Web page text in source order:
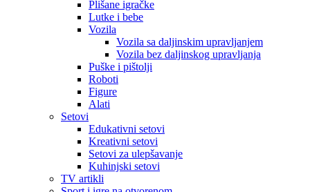
Plišane igračke
Lutke i bebe
Vozila
Vozila sa daljinskim upravljanjem
Vozila bez daljinskog upravljanja
Puške i pištolji
Roboti
Figure
Alati
Setovi
Edukativni setovi
Kreativni setovi
Setovi za ulepšavanje
Kuhinjski setovi
TV artikli